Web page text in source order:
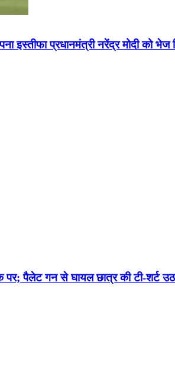
इस्तीफा प्रधानमंत्री नरेंद्र मोदी को भेज
पर; पैलेट गन से घायल छात्र की टी-शर्ट